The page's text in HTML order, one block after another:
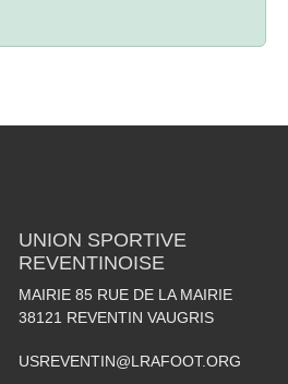
UNION SPORTIVE
REVENTINOISE
MAIRIE 85 RUE DE LA MAIRIE
38121 REVENTIN VAUGRIS
USREVENTIN@LRAFOOT.ORG